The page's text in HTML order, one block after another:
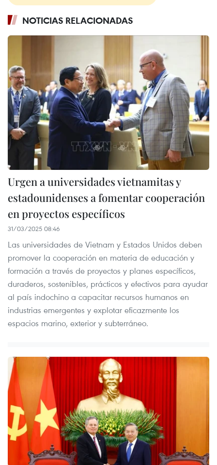
NOTICIAS RELACIONADAS
Urgen a universidades vietnamitas y
estadounidenses a fomentar cooperación
en proyectos específicos
31/03/2025 08:46
Las universidades de Vietnam y Estados Unidos deben
promover la cooperación en materia de educación y
formación a través de proyectos y planes específicos,
duraderos, sostenibles, prácticos y efectivos para ayudar
al país indochino a capacitar recursos humanos en
industrias emergentes y explotar eficazmente los
espacios marino, exterior y subterráneo.